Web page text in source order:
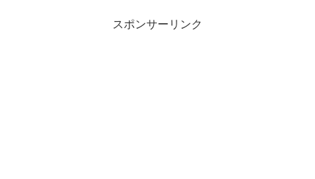
スポンサーリンク